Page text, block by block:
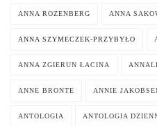
ANNA ROZENBERG ANNA
ANNA SZYMECZEK-PRZYBYŁO
ANNA ZGIERUN ŁACINA
ANNE BRONTE ANNIE
ANTOLOGIA ANTOLOGIA